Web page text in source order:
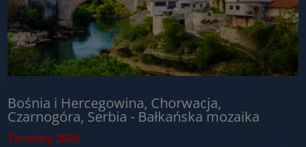
Bośnia i Hercegowina, Chorwacja,
Czarnogóra, Serbia - Bałkańska mozaika
Terminy 2026